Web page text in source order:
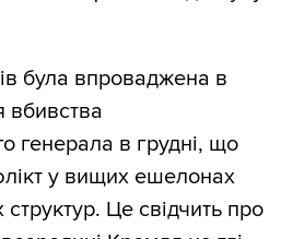
була впроваджена в
вбивства
генерала в грудні, що
у вищих ешелонах
Це свідчить про